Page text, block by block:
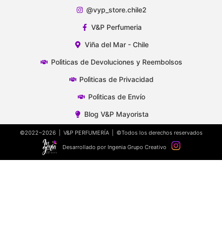
@vyp_store.chile2
V&P Perfumeria
Viña del Mar - Chile
Polìticas de Devoluciones y Reembolsos
Polìticas de Privacidad
Polìticas de Envío
Blog V&P Mayorista
©2022~2026 | V&P PERFUMERÍA | ©Todos los derechos reservados
Desarrollado por Ingenia Grupo Creativo